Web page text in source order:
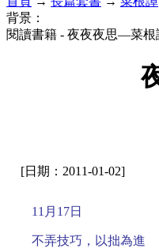
背景：
閱讀書籍 - 夜夜夜思—菜
[日期：2011-01-02]
11月17日
不弄技巧，以拙為進